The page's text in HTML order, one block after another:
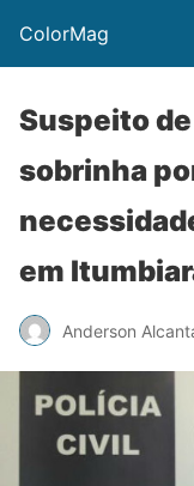
ColorMag
Suspeito
sobrinha
em
Anderson